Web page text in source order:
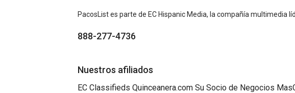
PacosList es parte de EC Hispanic Media, la compañía multimedia
888-277-4736
Nuestros afiliados
EC Classifieds Quinceanera.com Su Socio de Negocios